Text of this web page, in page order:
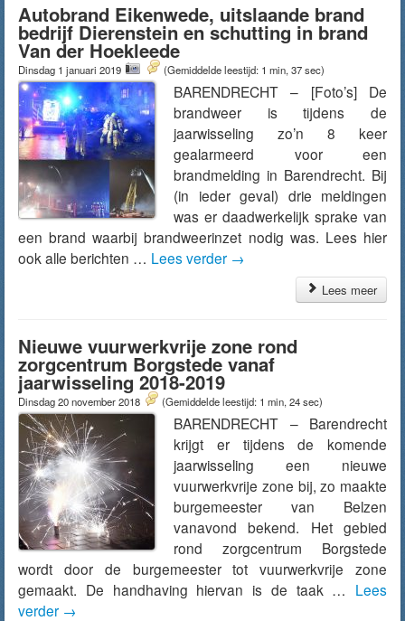
Autobrand Eikenwede, uitslaande brand
bedrijf Dierenstein en schutting in brand
Van der Hoekleede
Dinsdag 1 januari 2019 (Gemiddelde leestijd: 1 min, 37 sec)
BARENDRECHT – [Foto’s] De
brandweer is tijdens de
jaarwisseling zo’n 8 keer
gealarmeerd voor een
brandmelding in Barendrecht. Bij
(in ieder geval) drie meldingen
was er daadwerkelijk sprake van
een brand waarbij brandweerinzet nodig was. Lees hier
ook alle berichten … Lees verder →
Lees meer
Nieuwe vuurwerkvrije zone rond
zorgcentrum Borgstede vanaf
jaarwisseling 2018-2019
Dinsdag 20 november 2018 (Gemiddelde leestijd: 1 min, 24 sec)
BARENDRECHT – Barendrecht
krijgt er tijdens de komende
jaarwisseling een nieuwe
vuurwerkvrije zone bij, zo maakte
burgemeester van Belzen
vanavond bekend. Het gebied
rond zorgcentrum Borgstede
wordt door de burgemeester tot vuurwerkvrije zone
gemaakt. De handhaving hiervan is de taak … Lees
verder →